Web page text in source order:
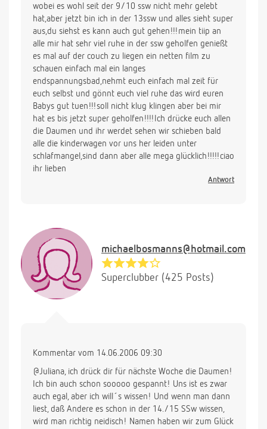
wobei es wohl seit der 9/10 ssw nicht mehr gelebt
hat,aber jetzt bin ich in der 13ssw und alles sieht super
aus,du siehst es kann auch gut gehen!!!mein tiip an
alle mir hat sehr viel ruhe in der ssw geholfen genießt
es mal auf der couch zu liegen ein netten film zu
schauen einfach mal ein langes
endspannungsbad,nehmt euch einfach mal zeit für
euch selbst und gönnt euch viel ruhe das wird euren
Babys gut tuen!!!soll nicht klug klingen aber bei mir
hat es bis jetzt super geholfen!!!!Ich drücke euch allen
die Daumen und ihr werdet sehen wir schieben bald
alle die kinderwagen vor uns her leiden unter
schlafmangel,sind dann aber alle mega glücklich!!!!!ciao
ihr lieben
Antwort
michaelbosmanns@hotmail.com
Superclubber (425 Posts)
Kommentar vom 14.06.2006 09:30
@Juliana, ich drück dir für nächste Woche die Daumen!
Ich bin auch schon sooooo gespannt! Uns ist es zwar
auch egal, aber ich will´s wissen! Und wenn man dann
liest, daß Andere es schon in der 14./15 SSw wissen,
wird man richtig neidisch! Namen haben wir zum Glück